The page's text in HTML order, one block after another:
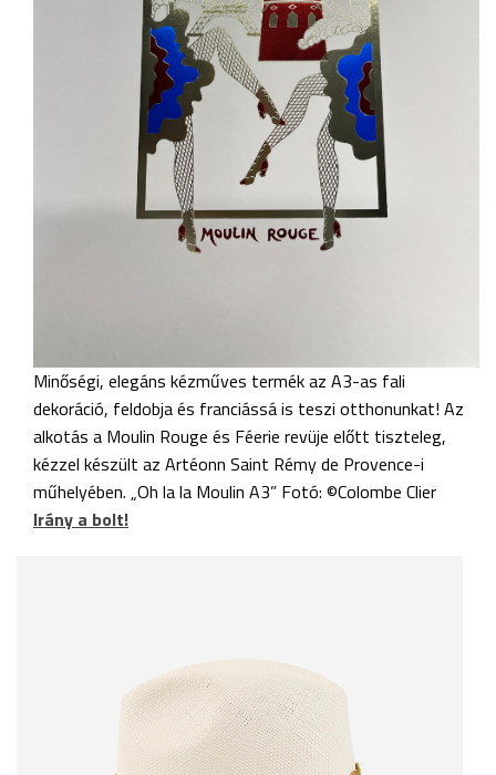
Minőségi, elegáns kézműves termék az A3-as fali
dekoráció, feldobja és franciássá is teszi otthonunkat! Az
alkotás a Moulin Rouge és Féerie revüje előtt tiszteleg,
kézzel készült az Artéonn Saint Rémy de Provence-i
műhelyében. „Oh la la Moulin A3” Fotó: ©Colombe Clier
Irány a bolt!